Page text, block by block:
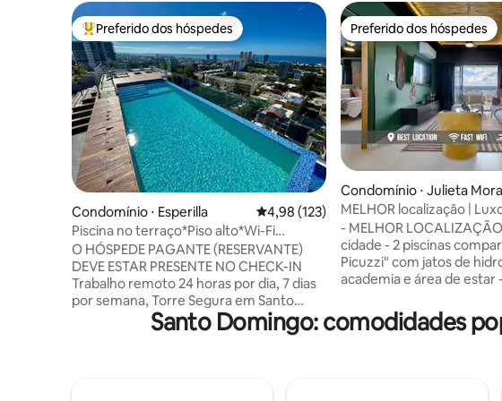
Entre os melhores preferidos dos hóspedes
Preferido dos hóspedes
Condomínio ⋅ Esperilla 4,98 de uma avaliação média de 5, 123
4,98 (123)
Piscina no terraço*Piso alto*Wi-Fi
rápido*Eletricidade 24h
O HÓSPEDE PAGANTE (RESERVANTE)
DEVE ESTAR PRESENTE NO CHECK-IN
Trabalho remoto 24 horas por dia, 7 dias
por semana, Torre Segura em Santo
meio banheiro; 13º andar, silencioso +
Preferido dos hóspedes
Preferido dos hóspedes
Condomínio ⋅ Julieta
s
MELHOR localização |
PISCINA E ACADEMIA
- MELHOR
cidade - 2 piscinas
Picuzzi" com jatos de
academia e área de estar
QUARTOS - Camas tamanho king -
Internet de alta
Santo Domingo: comodidades